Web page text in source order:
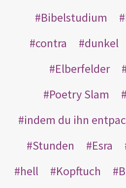
Bibelstudium
contra
dunkel
Elberfelder
Poetry Slam
indem du ihn
Stunden
Esra
hell
Kopftuch